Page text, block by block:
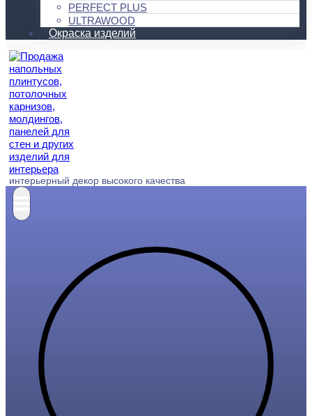
PERFECT PLUS
ULTRAWOOD
Окраска изделий
интерьерный декор высокого качества